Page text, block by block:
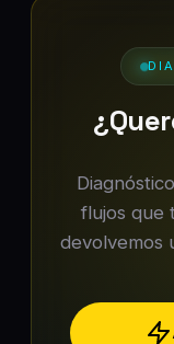
flujos que
devolvemos